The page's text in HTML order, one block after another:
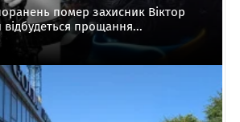
помер захисник Віктор
прощання...